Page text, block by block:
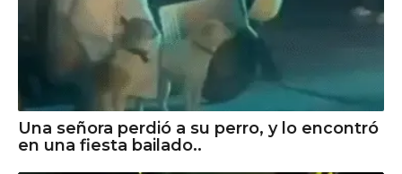
Una señora perdió a su perro, y lo encontró
en una fiesta bailado..